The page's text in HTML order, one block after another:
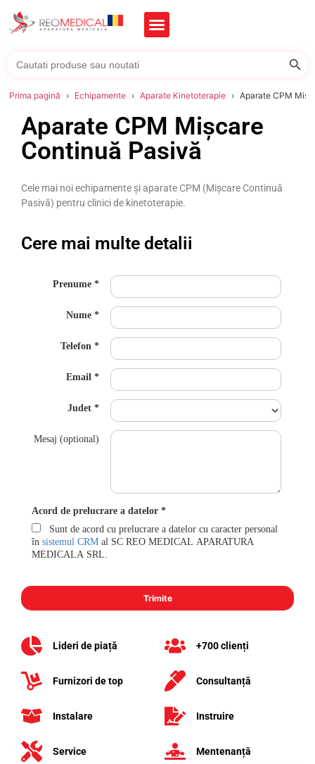
for:
Prima pagină Echipamente Aparate Kinetoterapie Aparate CPM
Aparate CPM Mișcare
Continuă Pasivă
Cele mai noi echipamente și aparate CPM (Mișcare Continuă
Pasivă) pentru clinici de kinetoterapie.
Cere mai multe detalii
Prenume
Nume
Telefon
Email
Judet
Mesaj (optional)
Acord de prelucrare a datelor
Sunt de acord cu prelucrare a datelor cu caracter personal
în sistemul CRM al SC REO MEDICAL APARATURA
MEDICALA SRL.
Lideri de piață +700 clienți
Furnizori de top Consultanță
Instalare Instruire
Service Mentenanță